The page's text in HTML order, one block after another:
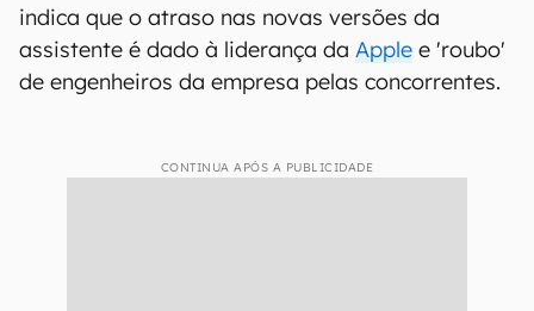
indica que o atraso nas novas versões da
assistente é dado à liderança da Apple e 'roubo'
de engenheiros da empresa pelas concorrentes.
CONTINUA APÓS A PUBLICIDADE